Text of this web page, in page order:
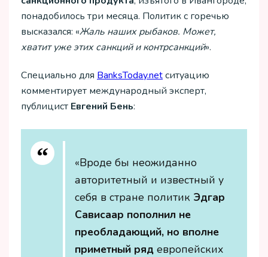
понадобилось три месяца. Политик с горечью
высказался: «Жаль наших рыбаков. Может,
хватит уже этих санкций и контрсанкций».
Специально для ВanksToday.netситуацию
комментирует международный эксперт,
публицист Евгений Бень:
«Вроде бы неожиданно
авторитетный и известный у
себя в стране политик Эдгар
Сависаар пополнил не
преобладающий, но вполне
приметный ряд европейских